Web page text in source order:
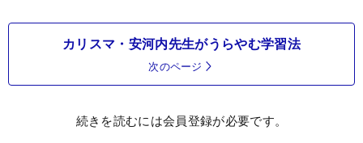
カリスマ・安河内先生がうらやむ学習法
次のページ
続きを読むには会員登録が必要です。